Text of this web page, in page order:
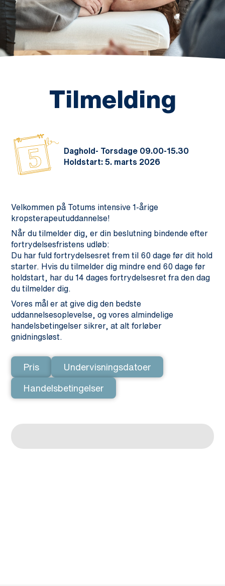
Tilmelding
5
Daghold- Torsdage 09.00-15.30
Holdstart: 5. marts 2026
Velkommen på Totums intensive 1-årige
kropsterapeutuddannelse!
Når du tilmelder dig, er din beslutning bindende efter
fortrydelsesfristens udløb:
Du har fuld fortrydelsesret frem til 60 dage før dit hold
starter. Hvis du tilmelder dig mindre end 60 dage før
holdstart, har du 14 dages fortrydelsesret fra den dag
du tilmelder dig.
Vores mål er at give dig den bedste
uddannelsesoplevelse, og vores almindelige
handelsbetingelser sikrer, at alt forløber
gnidningsløst.
Pris Undervisningsdatoer
Handelsbetingelser